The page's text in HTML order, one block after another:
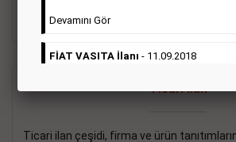
Detaylı Bilgi & İlan
Ticari İlan
Ticari ilan çeşidi, firma ve ürün
Devamını Gör
FİAT VASITA İlanı - 11.09.2018
2.800.000e kurumsal mağaza.